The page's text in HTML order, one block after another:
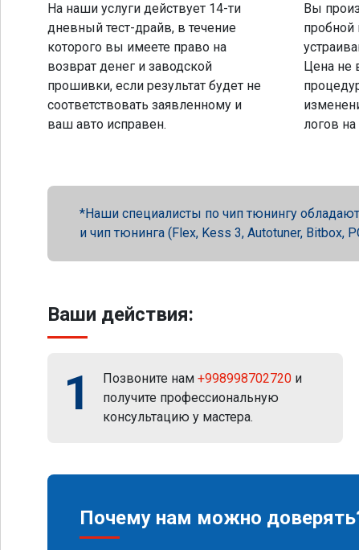
На наши услуги действует 14-ти
дневный тест-драйв, в течение
которого вы имеете право на
возврат денег и заводской
прошивки, если результат будет не
соответствовать заявленному и
ваш авто исправен.
Вы
пробной
Цена не
логов на
Наши специалисты по чип тюнингу
и чип тюнинга (Flex, Kess 3, Autotuner, Bitbox,
Ваши действия:
1 Позвоните нам +998998702720 и
получите профессиональную
консультацию у мастера.
Почему нам можно